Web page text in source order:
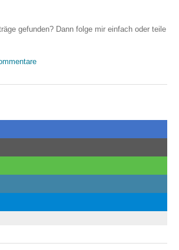
gefunden? Dann folge mir einfach oder teile